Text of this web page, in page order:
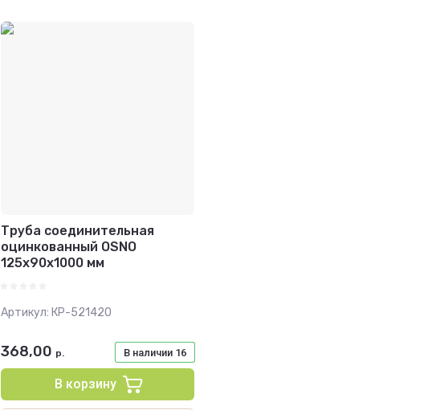
Труба соединительная
оцинкованный OSNO
125х90х1000 мм
Артикул: КР-521420
В наличии 16
368,00 р.
В корзину